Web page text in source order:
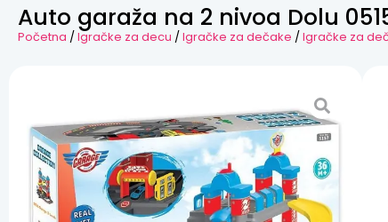
Auto garaža na 2 nivoa Dolu
Početna /Igračke za decu /Igračke za dečake /Igračke za